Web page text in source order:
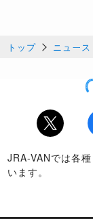
トップ ニュース
Twitter
JRA-VANでは各
います。